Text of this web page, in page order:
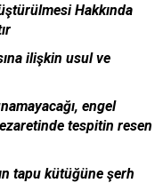
Hakkında
ilişkin usul ve
engel
tespitin resen
tapu kütüğüne şerh